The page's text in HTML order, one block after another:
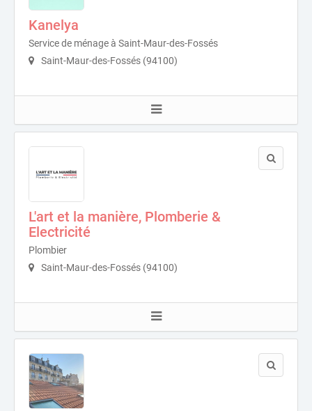
Kanelya
Service de ménage à Saint-Maur-des-Fossés
Saint-Maur-des-Fossés (94100)
L'art et la manière, Plomberie &
Electricité
Plombier
Saint-Maur-des-Fossés (94100)